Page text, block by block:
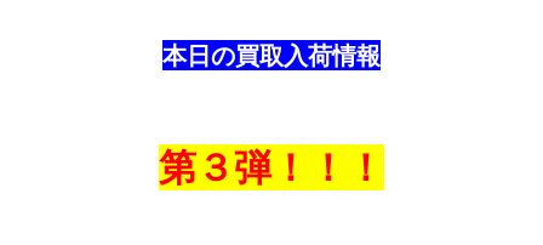
本日の買取入荷情報
第３弾！！！